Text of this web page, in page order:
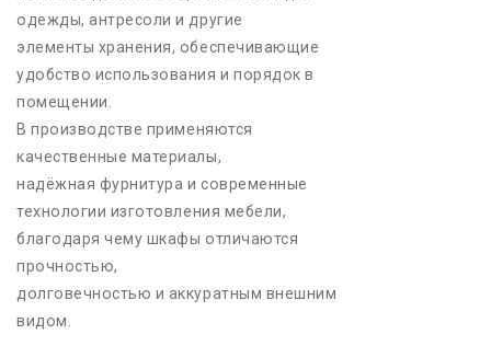
одежды, антресоли и другие
элементы хранения, обеспечивающие
удобство использования и порядок в
помещении.
В производстве применяются
качественные материалы,
надёжная фурнитура и современные
технологии изготовления мебели,
благодаря чему шкафы отличаются
прочностью,
долговечностью и аккуратным внешним
видом.